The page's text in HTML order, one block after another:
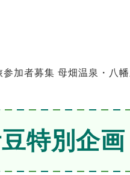
参加者募集 母畑温泉・八
特別企